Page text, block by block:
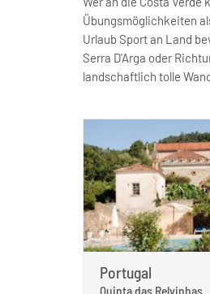
Übungsmöglichkeiten
Urlaub Sport an Land
Serra D'Arga oder
landschaftlich tolle
Programm. Und damit
Portugal
Quinta das Relvinhas